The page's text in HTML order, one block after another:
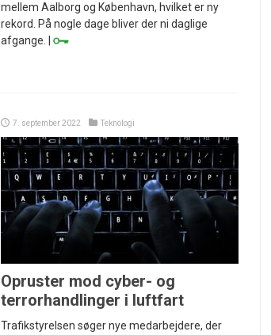
mellem Aalborg og København, hvilket er ny
rekord. På nogle dage bliver der ni daglige
afgange. |
7. september 2022 Teknologi
Opruster mod cyber- og
terrorhandlinger i luftfart
Trafikstyrelsen søger nye medarbejdere, der